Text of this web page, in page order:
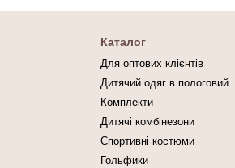
Каталог
Для оптових клієнтів
Дитячий одяг в пологовий
Комплекти
Дитячі комбінезони
Спортивні костюми
Гольфики